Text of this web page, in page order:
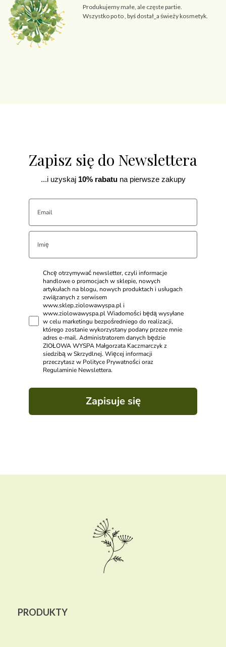
Produkujemy małe, ale częste partie.
Wszystko po to , byś dostał_a świeży kosmetyk.
Zapisz się do Newslettera
...i uzyskaj10% rabatuna pierwsze zakupy
Chcę otrzymywać newsletter, czyli informacje
handlowe o promocjach w sklepie, nowych
artykułach na blogu, nowych produktach i usługach
związanych z serwisem
www.sklep.ziolowawyspa.pl i
www.ziolowawyspa.pl Wiadomości będą wysyłane
w celu marketingu bezpośredniego do realizacji,
którego zostanie wykorzystany podany przeze mnie
adres e-mail. Administratorem danych będzie
ZIOŁOWA WYSPA Małgorzata Kaczmarczyk z
siedzibą w Skrzydlnej. Więcej informacji
przeczytasz w Polityce Prywatności oraz
Regulaminie Newslettera.
Zapisuje się
PRODUKTY